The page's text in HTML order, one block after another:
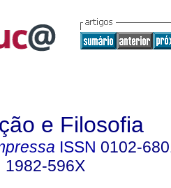
e Filosofia
ISSN 0102-
1982-596X